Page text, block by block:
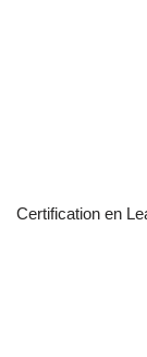
Certification en